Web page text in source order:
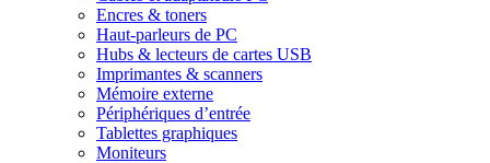
Encres & toners
Haut-parleurs de PC
Hubs & lecteurs de cartes USB
Imprimantes & scanners
Mémoire externe
Périphériques d’entrée
Tablettes graphiques
Moniteurs